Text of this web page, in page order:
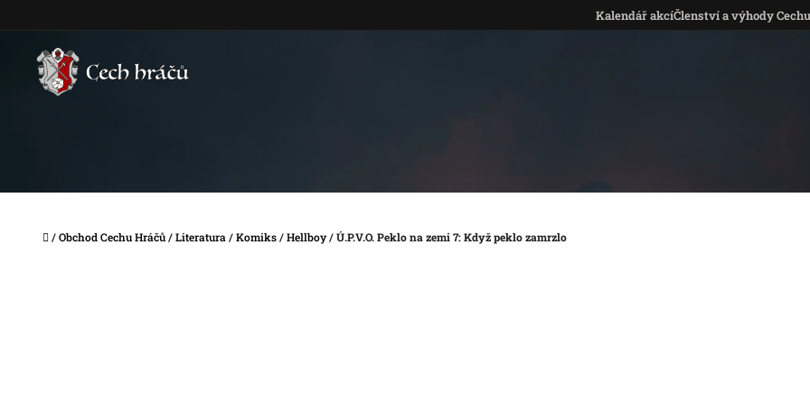
Kalendář akcíČlenství a výhody Cechu
Domů
/Obchod Cechu Hráčů/Literatura/Komiks/Hellboy/Ú.P.V.O. Peklo na zemi 7: Když peklo zamrzlo